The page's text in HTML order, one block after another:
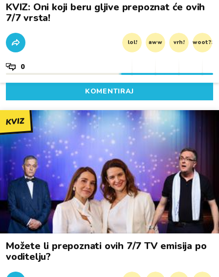
KVIZ: Oni koji beru gljive prepoznat će ovih
7/7 vrsta!
lol! aww vrh! woot?!
0
KOMENTIRAJ
KVIZ
Možete li prepoznati ovih 7/7 TV emisija po
voditelju?